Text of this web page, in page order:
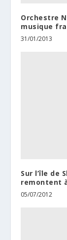
Orchestre
musique
31/01/2013
Sur l’île de
remontent
05/07/2012